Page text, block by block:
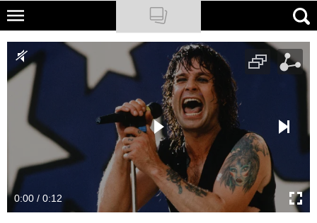
Skip
main
content
NATIONAL GEOGRAPHIC
TRAVELER
PODCASTY
Newsletter
Cuda Polski
0:00 / 0:12